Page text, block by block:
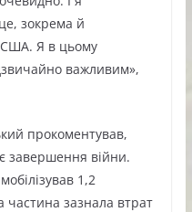
зокрема й
США. Я в цьому
важливим»,
прокоментував,
завершення війни.
1,2
частина зазнала втрат